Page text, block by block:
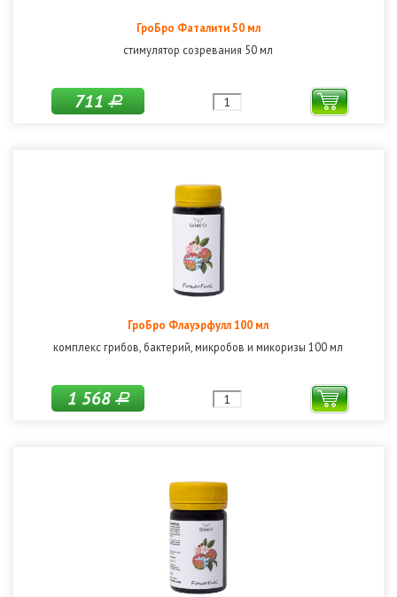
ГроБро Фаталити 50 мл
стимулятор созревания 50 мл
711Р
ГроБро Флауэрфулл 100 мл
комплекс грибов, бактерий, микробов и микоризы 100 мл
1 568Р